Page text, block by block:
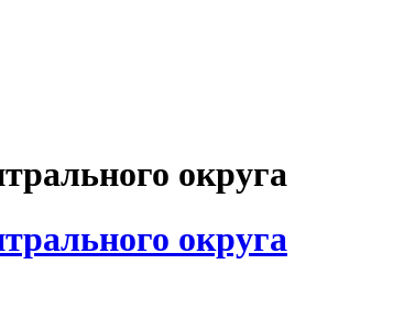
округа
округа